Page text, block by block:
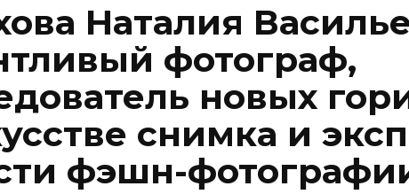
Наталия
фотограф,
новых
снимка и
фэшн-